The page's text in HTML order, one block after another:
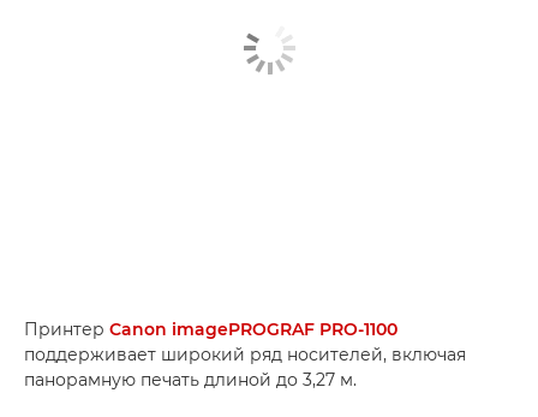
Принтер Canon imagePROGRAF PRO-1100
поддерживает широкий ряд носителей, включая
панорамную печать длиной до 3,27 м.